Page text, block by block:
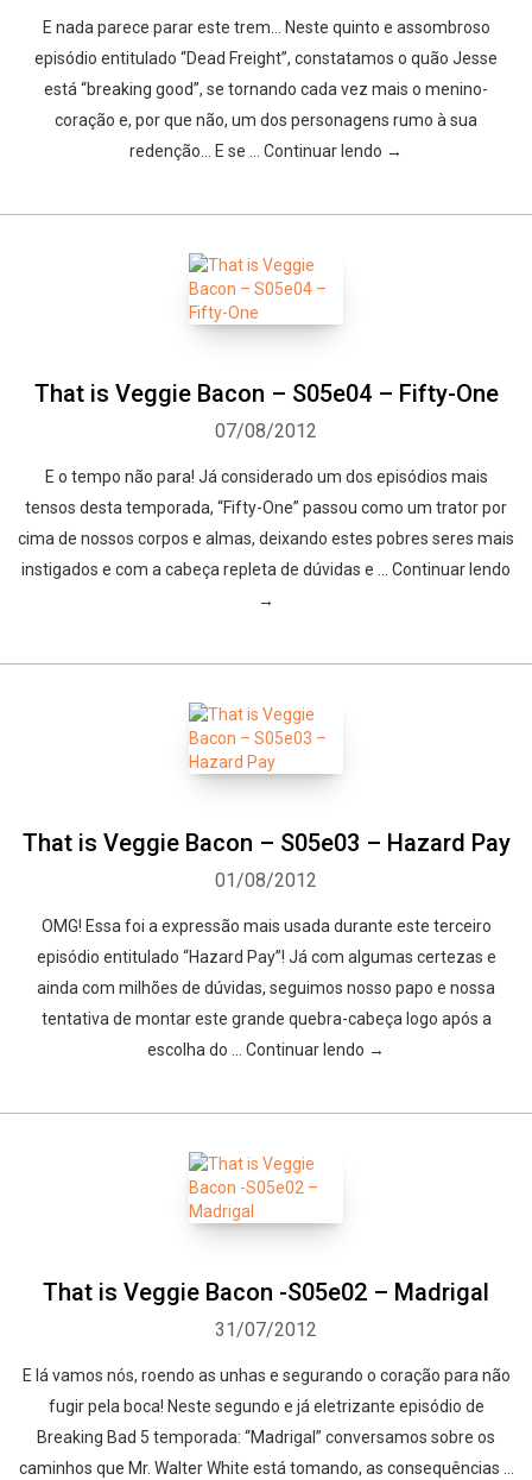
E nada parece parar este trem… Neste quinto e assombroso
episódio entitulado “Dead Freight”, constatamos o quão Jesse
está “breaking good”, se tornando cada vez mais o menino-
coração e, por que não, um dos personagens rumo à sua
redenção… E se … Continuar lendo →
That is Veggie Bacon – S05e04 – Fifty-One
07/08/2012
E o tempo não para! Já considerado um dos episódios mais
tensos desta temporada, “Fifty-One” passou como um trator por
cima de nossos corpos e almas, deixando estes pobres seres mais
instigados e com a cabeça repleta de dúvidas e … Continuar lendo
→
That is Veggie Bacon – S05e03 – Hazard Pay
01/08/2012
OMG! Essa foi a expressão mais usada durante este terceiro
episódio entitulado “Hazard Pay”! Já com algumas certezas e
ainda com milhões de dúvidas, seguimos nosso papo e nossa
tentativa de montar este grande quebra-cabeça logo após a
escolha do … Continuar lendo →
That is Veggie Bacon -S05e02 – Madrigal
31/07/2012
E lá vamos nós, roendo as unhas e segurando o coração para não
fugir pela boca! Neste segundo e já eletrizante episódio de
Breaking Bad 5 temporada: “Madrigal” conversamos sobre os
caminhos que Mr. Walter White está tomando, as consequências …